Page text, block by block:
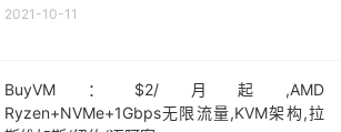
2021-10-11
BuyVM：$2/月起,AMD
Ryzen+NVMe+1Gbps无限流量,KVM架构,拉